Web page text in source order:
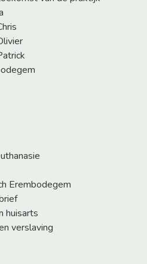
Erembodegem
huisarts
verslaving